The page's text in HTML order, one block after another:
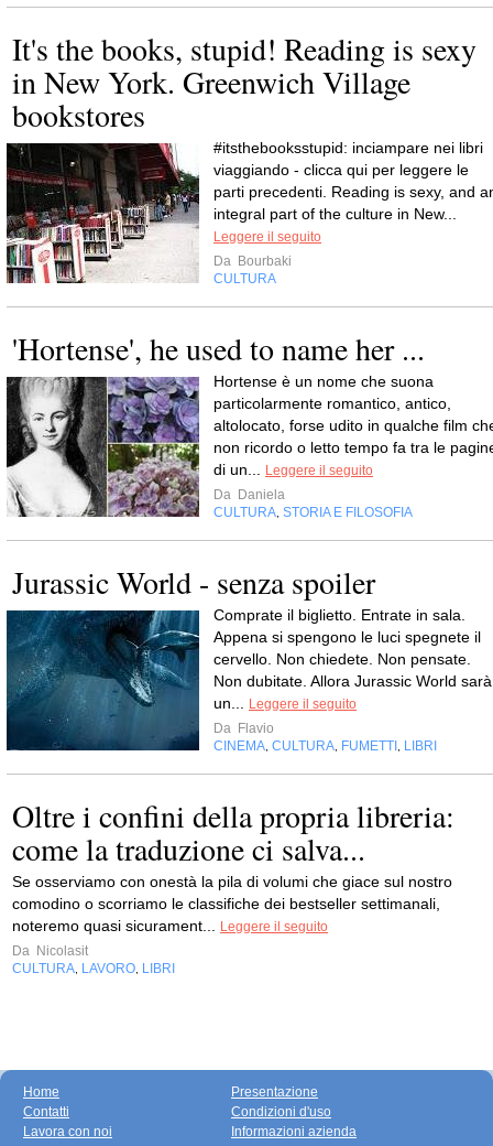
It's the books, stupid! Reading is sexy
in New York. Greenwich Village
bookstores
#itsthebooksstupid: inciampare nei libri
viaggiando - clicca qui per leggere le
parti precedenti. Reading is sexy, and
integral part of the culture in New...
Leggere il seguito
Da Bourbaki
CULTURA
'Hortense', he used to name her ...
Hortense è un nome che suona
particolarmente romantico, antico,
altolocato, forse udito in qualche film
non ricordo o letto tempo fa tra le
di un...
Leggere il seguito
Da Daniela
CULTURA STORIA E FILOSOFIA
Jurassic World - senza spoiler
Comprate il biglietto. Entrate in sala.
Appena si spengono le luci spegnete il
cervello. Non chiedete. Non pensate.
Non dubitate. Allora Jurassic World sarà
un...
Leggere il seguito
Da Flavio
CINEMA CULTURA FUMETTI LIBRI
Oltre i confini della propria libreria:
come la traduzione ci salva...
Se osserviamo con onestà la pila di volumi che giace sul nostro
comodino o scorriamo le classifiche dei bestseller settimanali,
noteremo quasi sicurament...
Leggere il seguito
Da Nicolasit
CULTURA LAVORO LIBRI
Home
Contatti
Lavora con noi
Presentazione
Condizioni d'uso
Informazioni azienda